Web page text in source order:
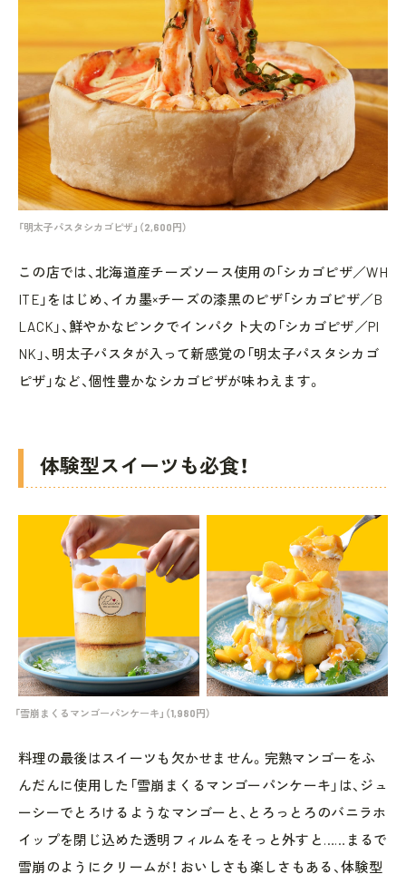
「明太子パスタシカゴピザ」（2,600円）
この店では、北海道産チーズソース使用の「シカゴピザ／WH
ITE」をはじめ、イカ墨×チーズの漆黒のピザ「シカゴピザ／B
LACK」、鮮やかなピンクでインパクト大の「シカゴピザ／PI
NK」、明太子パスタが入って新感覚の「明太子パスタシカゴ
ピザ」など、個性豊かなシカゴピザが味わえます。
体験型スイーツも必食！
「雪崩まくるマンゴーパンケーキ」（1,980円）
料理の最後はスイーツも欠かせません。完熟マンゴーをふ
んだんに使用した「雪崩まくるマンゴーパンケーキ」は、ジュ
ーシーでとろけるようなマンゴーと、とろっとろのバニラホ
イップを閉じ込めた透明フィルムをそっと外すと……まるで
雪崩のようにクリームが！ おいしさも楽しさもある、体験型